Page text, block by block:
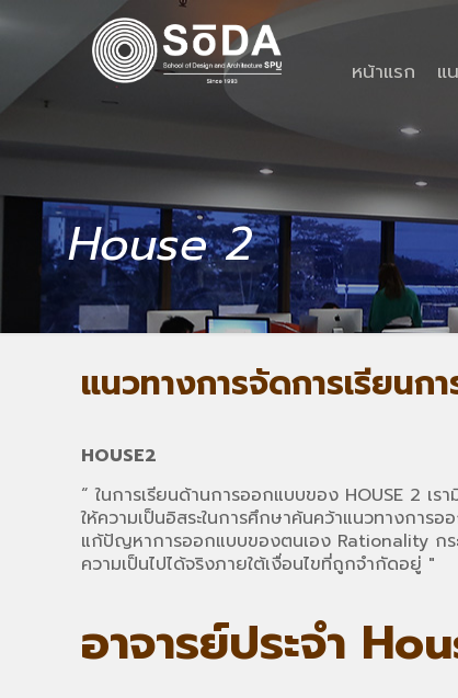
หน้าแรก แ
House 2
แนวทางการจัดการเรียนก
HOUSE2
“ ในการเรียนด้านการออกแบบของ HOUSE 2 เรา
ให้ความเป็นอิสระในการศึกษาค้นคว้าแนวทางการอ
แก้ปัญหาการออกแบบของตนเอง Rationality ก
ความเป็นไปได้จริงภายใต้เงื่อนไขที่ถูกจำกัดอยู่ "
อาจารย์ประจำ